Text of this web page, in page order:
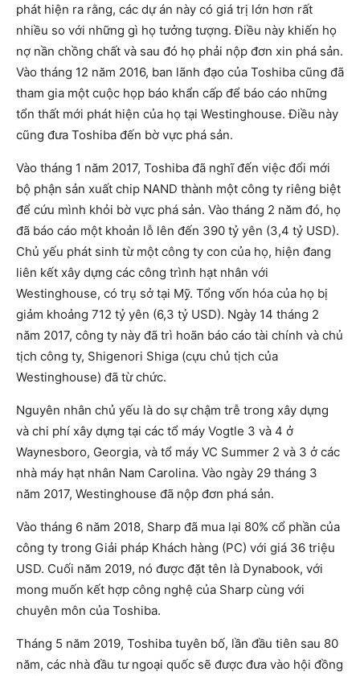
phát hiện ra rằng, các dự án này có giá trị lớn hơn rất
nhiều so với những gì họ tưởng tượng. Điều này khiến họ
nợ nần chồng chất và sau đó họ phải nộp đơn xin phá sản.
Vào tháng 12 năm 2016, ban lãnh đạo của Toshiba cũng đã
tham gia một cuộc họp báo khẩn cấp để báo cáo những
tổn thất mới phát hiện của họ tại Westinghouse. Điều này
cũng đưa Toshiba đến bờ vực phá sản.
Vào tháng 1 năm 2017, Toshiba đã nghĩ đến việc đổi mới
bộ phận sản xuất chip NAND thành một công ty riêng biệt
để cứu mình khỏi bờ vực phá sản. Vào tháng 2 năm đó, họ
đã báo cáo một khoản lỗ lên đến 390 tỷ yên (3,4 tỷ USD).
Chủ yếu phát sinh từ một công ty con của họ, hiện đang
liên kết xây dựng các công trình hạt nhân với
Westinghouse, có trụ sở tại Mỹ. Tổng vốn hóa của họ bị
giảm khoảng 712 tỷ yên (6,3 tỷ USD). Ngày 14 tháng 2
năm 2017, công ty này đã trì hoãn báo cáo tài chính và chủ
tịch công ty, Shigenori Shiga (cựu chủ tịch của
Westinghouse) đã từ chức.
Nguyên nhân chủ yếu là do sự chậm trễ trong xây dựng
và chi phí xây dựng tại các tổ máy Vogtle 3 và 4 ở
Waynesboro, Georgia, và tổ máy VC Summer 2 và 3 ở các
nhà máy hạt nhân Nam Carolina. Vào ngày 29 tháng 3
năm 2017, Westinghouse đã nộp đơn phá sản.
Vào tháng 6 năm 2018, Sharp đã mua lại 80% cổ phần của
công ty trong Giải pháp Khách hàng (PC) với giá 36 triệu
USD. Cuối năm 2019, nó được đặt tên là Dynabook, với
mong muốn kết hợp công nghệ của Sharp cùng với
chuyên môn của Toshiba.
Tháng 5 năm 2019, Toshiba tuyên bố, lần đầu tiên sau 80
năm, các nhà đầu tư ngoại quốc sẽ được đưa vào hội đồng